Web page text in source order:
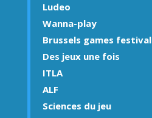
Ludeo
Wanna-play
Brussels games festival
Des jeux une fois
ITLA
ALF
Sciences du jeu